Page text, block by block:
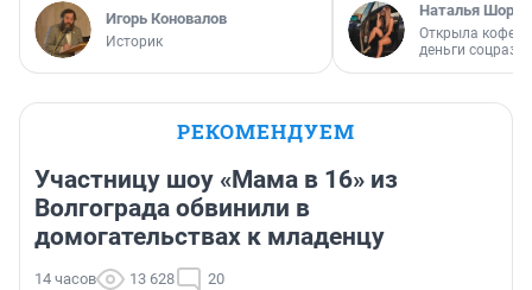
Игорь Коновалов
Историк
Наталья
Открыла
деньги
РЕКОМЕНДУЕМ
Участницу шоу «Мама в 16» из
Волгограда обвинили в
домогательствах к младенцу
14 часов 13 628 20